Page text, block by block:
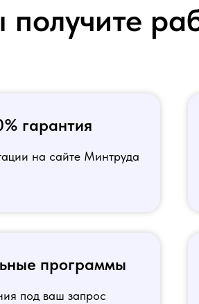
получите
гарантия
на сайте Минтруда
программы
под ваш запрос